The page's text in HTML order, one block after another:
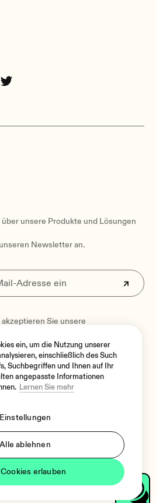
unsere Produkte und Lösungen
Newsletter an.
Sie unsere
Sprache
ein, um die Nutzung unserer
einschließlich des Such
Suchbegriffen und Ihnen auf Ihr
angepasste Informationen
Lernen Sie mehr
Einstellungen
Alle ablehnen
erlauben